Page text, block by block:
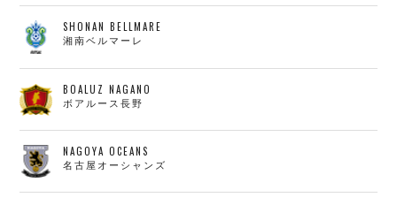
SHONAN BELLMARE
湘南ベルマーレ
BOALUZ NAGANO
ボアルース長野
NAGOYA OCEANS
名古屋オーシャンズ